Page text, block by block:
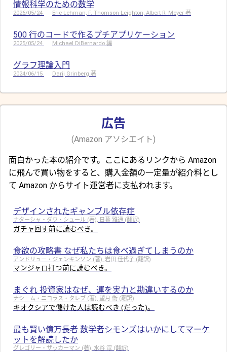
情報科学のための数学
2026/05/24 Eric Lehman, F. Thomson Leighton, Albert R. Meyer 著
500 行のコードで作るプチアプリケーション
2025/05/24 Michael DiBernardo 編
グラフ理論入門
2024/06/15 Darij Grinberg 著
広告
(Amazon アソシエイト)
面白かった本の紹介です。ここにあるリンクから Amazon
に飛んで買い物をすると、購入金額の一定量が紹介料とし
て Amazon からサイト運営者に支払われます。
デザインされたギャンブル依存症
ナターシャ・ダウ・シュール (著), 日暮 雅通 (翻訳)
ガチャ回す前に読むべき。
食欲の攻略書 なぜ私たちは食べ過ぎてしまうのか
アンドリュー・ジェンキンソン (著), 岩田 佳代子 (翻訳)
マンジャロ打つ前に読むべき。
まぐれ 投資家はなぜ、運を実力と勘違いするのか
ナシーム・ニコラス・タレブ (著), 望月 衛 (翻訳)
キオクシアで儲けた人は読むべき (だった)。
最も賢い億万長者 数学者シモンズはいかにしてマーケ
ットを解読したか
グレゴリー・ザッカーマン (著), 水谷 淳 (翻訳)